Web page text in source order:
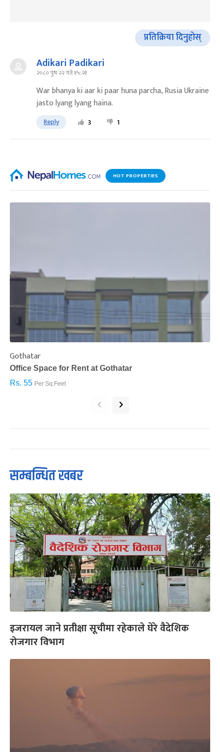
प्रतिक्रिया दिनुहोस्
Adikari Padikari
२०८० पुष २२ गते १५:२१
War bhanya ki aar ki paar huna parcha, Rusia Ukraine
jasto lyang lyang haina.
Reply 3 1
HOT PROPERTIES
Gothatar
Office Space for Rent at Gothatar
Rs. 55 Per Sq.Feet
‹ ›
सम्बन्धित खबर
इजरायल जाने प्रतीक्षा सूचीमा रहेकाले घेरे वैदेशिक
रोजगार विभाग